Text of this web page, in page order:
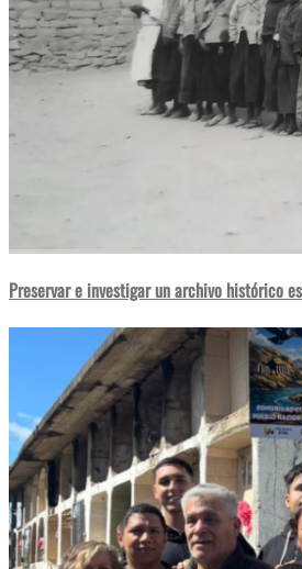
Preservar e investigar un archivo histórico